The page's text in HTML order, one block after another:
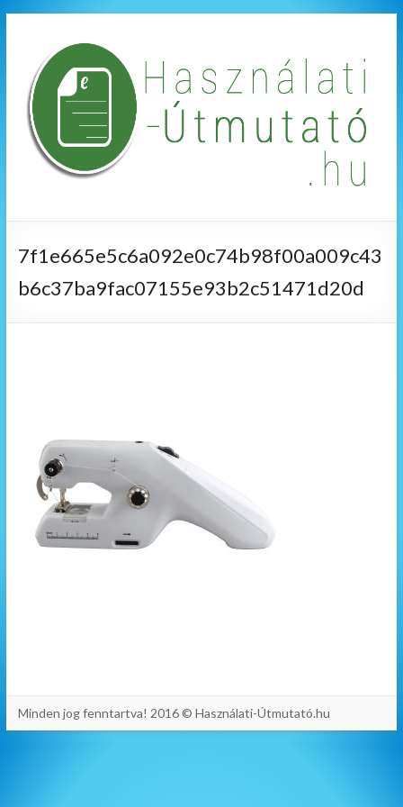
7f1e665e5c6a092e0c74b98f00a009c43
b6c37ba9fac07155e93b2c51471d20d
Minden jog fenntartva! 2016 © Használati-Útmutató.hu